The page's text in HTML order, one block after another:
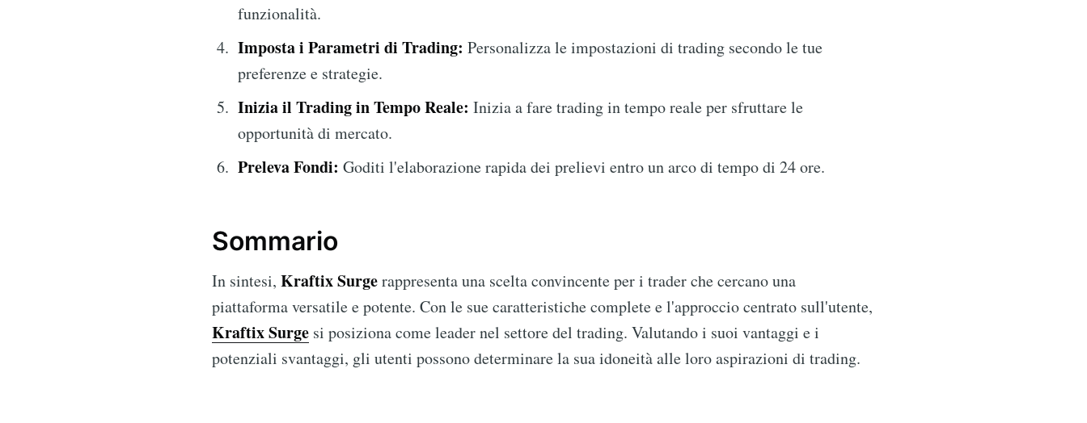
funzionalità.
Imposta i Parametri di Trading: Personalizza le impostazioni di trading secondo le tue
preferenze e strategie.
Inizia il Trading in Tempo Reale: Inizia a fare trading in tempo reale per sfruttare le
opportunità di mercato.
Preleva Fondi: Goditi l'elaborazione rapida dei prelievi entro un arco di tempo di 24 ore.
Sommario
In sintesi, Kraftix Surgerappresenta una scelta convincente per i trader che cercano una
piattaforma versatile e potente. Con le sue caratteristiche complete e l'approccio centrato sull'utente,
Kraftix Surge si posiziona come leader nel settore del trading. Valutando i suoi vantaggi e i
potenziali svantaggi, gli utenti possono determinare la sua idoneità alle loro aspirazioni di trading.